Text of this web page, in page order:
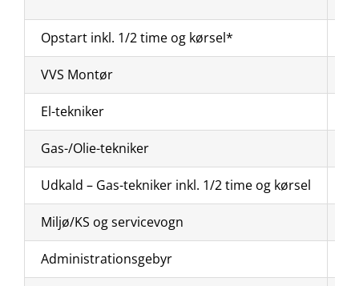
Opstart inkl. 1/2 time og kørsel*
VVS Montør
El-tekniker
Gas-/Olie-tekniker
Udkald – Gas-tekniker inkl. 1/2 time og kørsel
Miljø/KS og servicevogn
Administrationsgebyr